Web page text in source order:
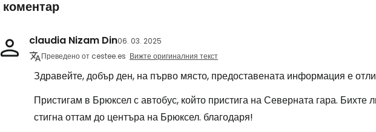
коментар
claudia Nizam Din06. 03. 2025
Преведено от cestee.es Вижте оригиналния текст
Здравейте, добър ден, на първо място, предоставената информация е
Пристигам в Брюксел с автобус, който пристига на Северната гара. Бихте
стигна оттам до центъра на Брюксел. благодаря!